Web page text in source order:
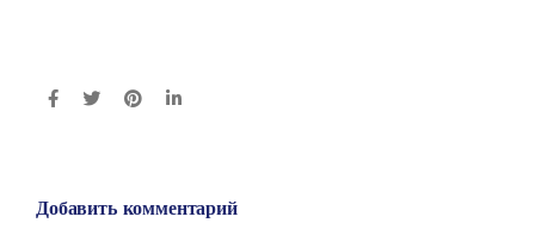
Добавить комментарий